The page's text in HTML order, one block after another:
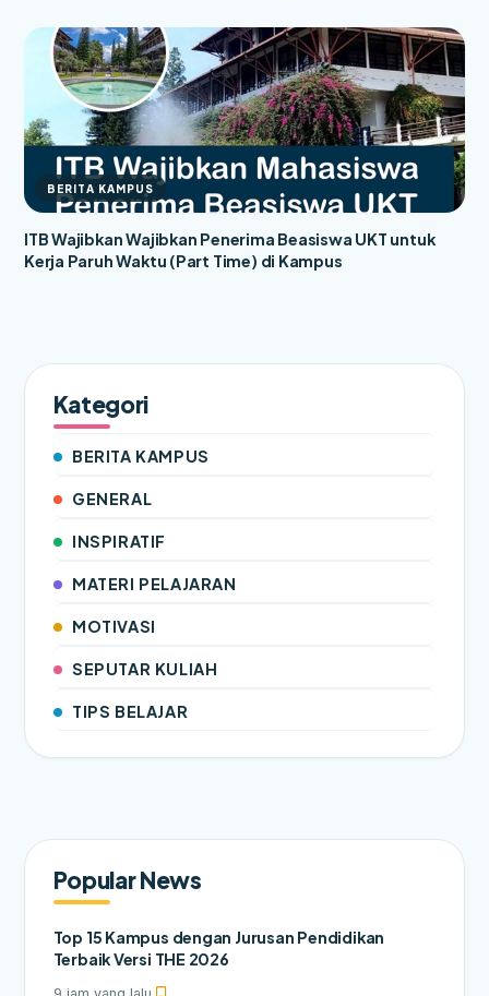
BERITA KAMPUS
ITB Wajibkan Wajibkan Penerima Beasiswa UKT untuk
Kerja Paruh Waktu (Part Time) di Kampus
Kategori
BERITA KAMPUS
GENERAL
INSPIRATIF
MATERI PELAJARAN
MOTIVASI
SEPUTAR KULIAH
TIPS BELAJAR
Popular News
Top 15 Kampus dengan Jurusan Pendidikan
Terbaik Versi THE 2026